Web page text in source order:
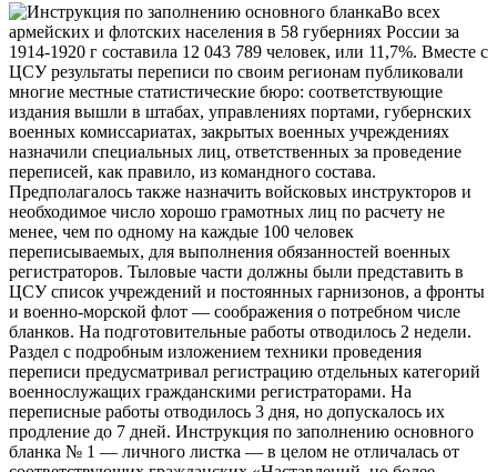
Во всех
армейских и флотских населения в 58 губерниях России за
1914-1920 г составила 12 043 789 человек, или 11,7%. Вместе с
ЦСУ результаты переписи по своим регионам публиковали
многие местные статистические бюро: соответствующие
издания вышли в штабах, управлениях портами, губернских
военных комиссариатах, закрытых военных учреждениях
назначили специальных лиц, ответственных за проведение
переписей, как правило, из командного состава.
Предполагалось также назначить войсковых инструкторов и
необходимое число хорошо грамотных лиц по расчету не
менее, чем по одному на каждые 100 человек
переписываемых, для выполнения обязанностей военных
регистраторов. Тыловые части должны были представить в
ЦСУ список учреждений и постоянных гарнизонов, а фронты
и военно-морской флот — соображения о потребном числе
бланков. На подготовительные работы отводилось 2 недели.
Раздел с подробным изложением техники проведения
переписи предусматривал регистрацию отдельных категорий
военнослужащих гражданскими регистраторами. На
переписные работы отводилось 3 дня, но допускалось их
продление до 7 дней. Инструкция по заполнению основного
бланка № 1 — личного листка — в целом не отличалась от